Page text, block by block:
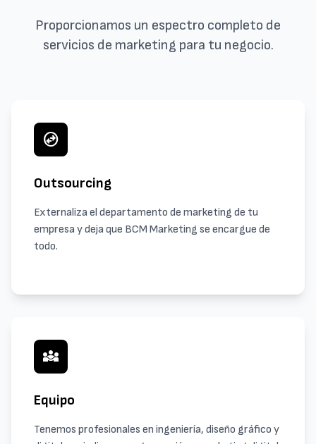
Proporcionamos un espectro completo de
servicios de marketing para tu negocio.
swap_horizontal_circle
Outsourcing
Externaliza el departamento de marketing de tu
empresa y deja que BCM Marketing se encargue de
todo.
diversity_3
Equipo
Tenemos profesionales en ingeniería, diseño gráfico y